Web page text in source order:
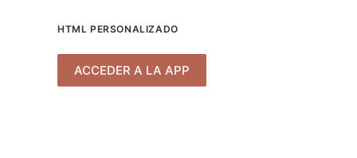
HTML PERSONALIZADO
ACCEDER A LA APP